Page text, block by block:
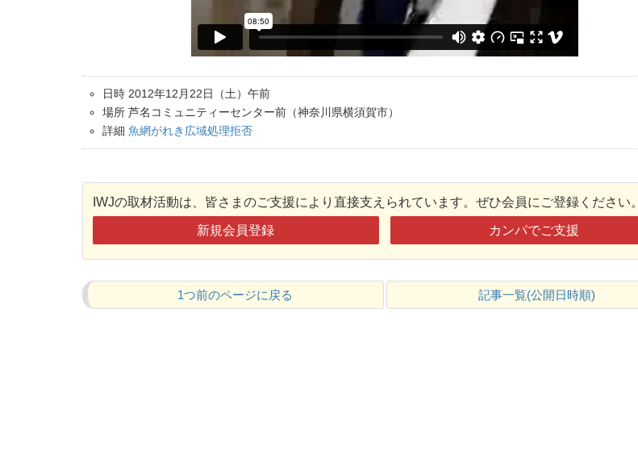
日時 2012年12月22日（土）午前
場所 芦名コミュニティーセンター前（神奈川県横須賀市）
詳細 魚網がれき広域処理拒否
IWJの取材活動は、皆さまのご支援により直接支えられています。ぜひ会員にご登録ください。
新規会員登録 カンパでご支援
1つ前のページに戻る 記事一覧(公開日時順)